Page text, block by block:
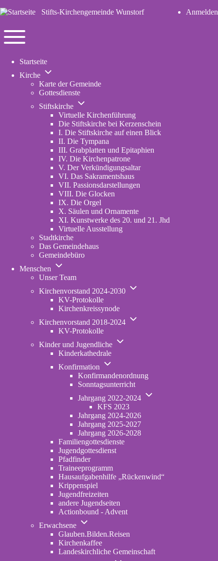
UserAnmelden
Stifts-Kirchengemeinde Wunstorf
Navigation
main
Startseite
Kirche
Unternavigation
Kirche
Karte der Gemeinde
Gottesdienste
Stiftskirche
Unternavigation
Stiftskirche
Virtuelle Kirchenführung
Die Stiftskirche bei Kerzenschein
I. Die Stiftskirche auf einen Blick
II. Die Tympana
III. Grabplatten und Epitaphien
IV. Die Kirchenpatrone
V. Der Verkündigungsaltar
VI. Das Sakramentshaus
VII. Passionsdarstellungen
VIII. Die Glocken
IX. Die Orgel
X. Säulen und Ornamente
XI. Kunstwerke des 20. und 21. Jhd
Virtuelle Ausstellung
Stadtkirche
Das Gemeindehaus
Gemeindebüro
Menschen
Unternavigation
Menschen
Unser Team
Kirchenvorstand 2024-2030
Unternavigation
2030
KV-Protokolle
Kirchenkreissynode
Kirchenvorstand 2018-2024
Unternavigation
KV-Protokolle
Kinder und Jugendliche
Unternavigation
Jugendliche
Kinderkathedrale
Konfirmation
Unternavigation
Konfirmation
Konfirmandenordnung
Sonntagsunterricht
Jahrgang 2022-2024
Unternavigation
KFS 2023
Jahrgang 2024-2026
Jahrgang 2025-2027
Jahrgang 2026-2028
Familiengottesdienste
Jugendgottesdienst
Pfadfinder(opens
in
new
tab)
Traineeprogramm
Hausaufgabenhilfe „Rückenwind“
Krippenspiel
Jugendfreizeiten
andere Jugendseiten
Actionbound - Advent
Erwachsene
Unternavigation
Erwachsene
Glauben.Bilden.Reisen
new
Kirchenkaffee
Landeskirchliche Gemeinschaft